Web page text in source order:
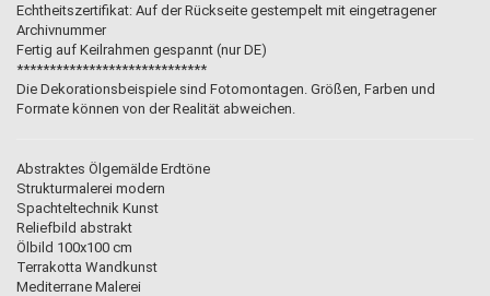
Echtheitszertifikat: Auf der Rückseite gestempelt mit eingetragener
Archivnummer
Fertig auf Keilrahmen gespannt (nur DE)
*****************************
Die Dekorationsbeispiele sind Fotomontagen. Größen, Farben und
Formate können von der Realität abweichen.
Abstraktes Ölgemälde Erdtöne
Strukturmalerei modern
Spachteltechnik Kunst
Reliefbild abstrakt
Ölbild 100x100 cm
Terrakotta Wandkunst
Mediterrane Malerei